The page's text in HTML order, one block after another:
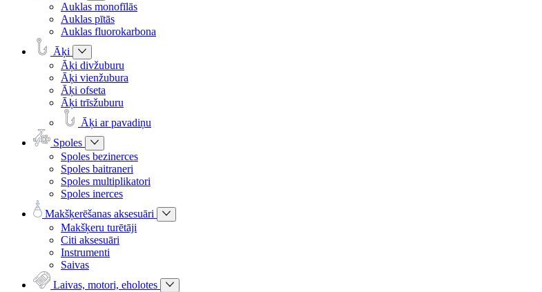
Auklas monofīlās
Auklas pītās
Auklas fluorokarbona
Āķi
Āķi divžuburu
Āķi vienžubura
Āķi ofseta
Āķi trīsžuburu
Āķi ar pavadiņu
Spoles
Spoles bezinerces
Spoles baitraneri
Spoles multiplikatori
Spoles inerces
Makšķerēšanas aksesuāri
Makšķeru turētāji
Citi aksesuāri
Instrumenti
Saivas
Laivas, motori, eholotes